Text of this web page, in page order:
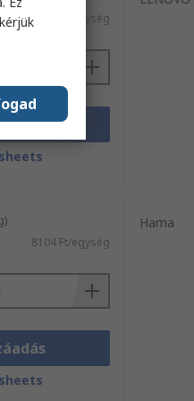
10 814 Ft/egység
8104 Ft/egység
Hama